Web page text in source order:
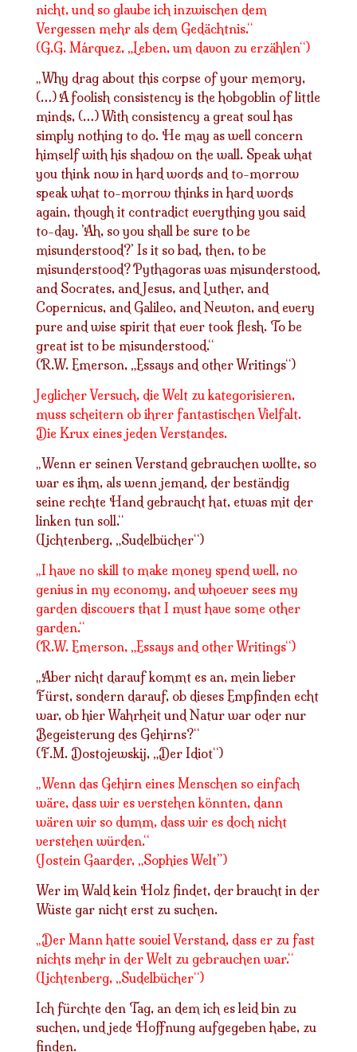
nicht, und so glaube ich inzwischen dem
Vergessen mehr als dem Gedächtnis.“
(G.G. Márquez, „Leben, um davon zu erzählen“)
„Why drag about this corpse of your memory,
(…) A foolish consistency is the hobgoblin of little
minds, (…) With consistency a great soul has
simply nothing to do. He may as well concern
himself with his shadow on the wall. Speak what
you think now in hard words and to-morrow
speak what to-morrow thinks in hard words
again, though it contradict everything you said
to-day. ’Ah, so you shall be sure to be
misunderstood?’ Is it so bad, then, to be
misunderstood? Pythagoras was misunderstood,
and Socrates, and Jesus, and Luther, and
Copernicus, and Galileo, and Newton, and every
pure and wise spirit that ever took flesh. To be
great ist to be misunderstood.“
(R.W. Emerson, „Essays and other Writings“)
Jeglicher Versuch, die Welt zu kategorisieren,
muss scheitern ob ihrer fantastischen Vielfalt.
Die Krux eines jeden Verstandes.
„Wenn er seinen Verstand gebrauchen wollte, so
war es ihm, als wenn jemand, der beständig
seine rechte Hand gebraucht hat, etwas mit der
linken tun soll.“
(Lichtenberg, „Sudelbücher“)
„I have no skill to make money spend well, no
genius in my economy, and whoever sees my
garden discovers that I must have some other
garden.“
(R.W. Emerson, „Essays and other Writings“)
„Aber nicht darauf kommt es an, mein lieber
Fürst, sondern darauf, ob dieses Empfinden echt
war, ob hier Wahrheit und Natur war oder nur
Begeisterung des Gehirns?“
(F.M. Dostojewskij, „Der Idiot“)
„Wenn das Gehirn eines Menschen so einfach
wäre, dass wir es verstehen könnten, dann
wären wir so dumm, dass wir es doch nicht
verstehen würden.“
(Jostein Gaarder, „Sophies Welt”)
Wer im Wald kein Holz findet, der braucht in der
Wüste gar nicht erst zu suchen.
„Der Mann hatte soviel Verstand, dass er zu fast
nichts mehr in der Welt zu gebrauchen war.“
(Lichtenberg, „Sudelbücher“)
Ich fürchte den Tag, an dem ich es leid bin zu
suchen, und jede Hoffnung aufgegeben habe, zu
finden.